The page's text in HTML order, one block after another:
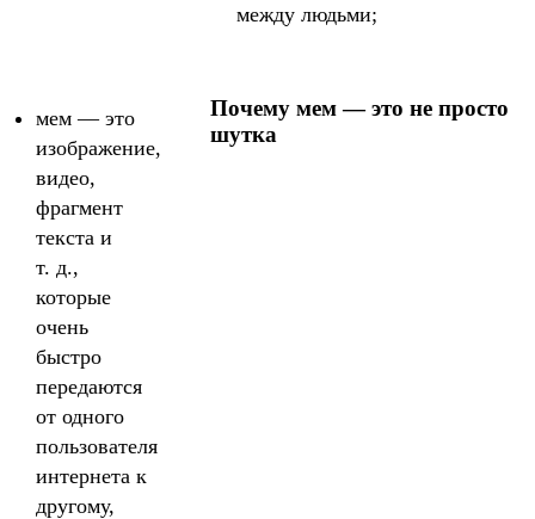
между людьми;
мем — это
изображение,
видео,
фрагмент
текста и
т. д.,
которые
очень
быстро
передаются
от одного
пользователя
интернета к
другому,
Почему мем — это не просто
шутка